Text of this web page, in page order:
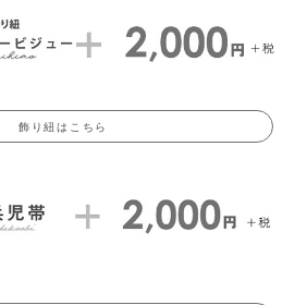
飾り紐はこちら